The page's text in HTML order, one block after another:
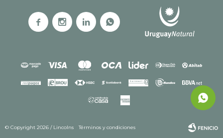
   
© Copyright 2026 / Lincolns Términos y condiciones